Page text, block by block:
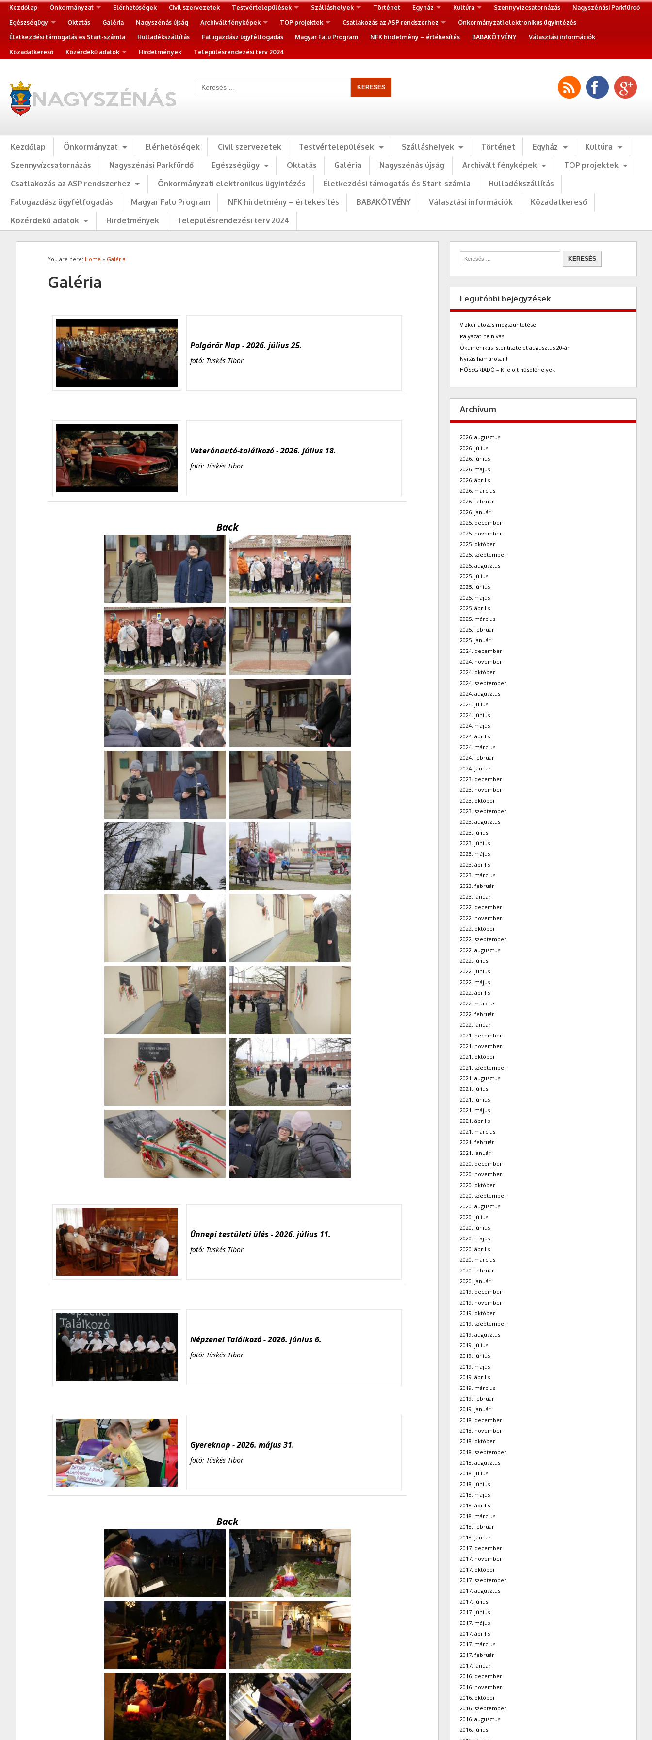
Kezdőlap Önkormányzat Elérhetőségek Civil szervezetek Testvértelepülések Szálláshelyek Történet Egyház Kultúra Szennyvízcsatornázás
Nagyszénási Parkfürdő
Egészségügy
Oktatás Galéria Nagyszénás újság Archivált fényképek TOP projektek Csatlakozás az ASP rendszerhez
Önkormányzati elektronikus ügyintézés
Életkezdési támogatás és Start-számla
Hulladékszállítás Falugazdász ügyfélfogadás Magyar Falu Program NFK hirdetmény – értékesítés BABAKÖTVÉNY
Választási információk
Közadatkereső
Közérdekű adatok Hirdetmények Településrendezési terv 2024
Kezdőlap Önkormányzat Elérhetőségek Civil szervezetek Testvértelepülések Szálláshelyek Történet Egyház
Kultúra
Szennyvízcsatornázás
Nagyszénási Parkfürdő Egészségügy Oktatás Galéria Nagyszénás újság Archivált fényképek
TOP projektek
Csatlakozás az ASP rendszerhez
Önkormányzati elektronikus ügyintézés Életkezdési támogatás és Start-számla
Hulladékszállítás
Falugazdász ügyfélfogadás
Magyar Falu Program NFK hirdetmény – értékesítés BABAKÖTVÉNY Választási információk
Közadatkereső
Közérdekű adatok
Hirdetmények Településrendezési terv 2024
You are here: Home » Galéria
Galéria
Polgárőr Nap - 2026. július 25.
fotó: Tüskés Tibor
Veteránautó-találkozó - 2026. július 18.
fotó: Tüskés Tibor
Back
Ünnepi testületi ülés - 2026. július 11.
fotó: Tüskés Tibor
Népzenei Találkozó - 2026. június 6.
fotó: Tüskés Tibor
Gyereknap - 2026. május 31.
fotó: Tüskés Tibor
Back
Legutóbbi bejegyzések
Vízkorlátozás megszüntetése
Pályázati felhívás
Ökumenikus istentisztelet augusztus 20-án
Nyitás hamarosan!
HŐSÉGRIADÓ – Kijelölt hűsölőhelyek
Archívum
2026. augusztus
2026. július
2026. június
2026. május
2026. április
2026. március
2026. február
2026. január
2025. december
2025. november
2025. október
2025. szeptember
2025. augusztus
2025. július
2025. június
2025. május
2025. április
2025. március
2025. február
2025. január
2024. december
2024. november
2024. október
2024. szeptember
2024. augusztus
2024. július
2024. június
2024. május
2024. április
2024. március
2024. február
2024. január
2023. december
2023. november
2023. október
2023. szeptember
2023. augusztus
2023. július
2023. június
2023. május
2023. április
2023. március
2023. február
2023. január
2022. december
2022. november
2022. október
2022. szeptember
2022. augusztus
2022. július
2022. június
2022. május
2022. április
2022. március
2022. február
2022. január
2021. december
2021. november
2021. október
2021. szeptember
2021. augusztus
2021. július
2021. június
2021. május
2021. április
2021. március
2021. február
2021. január
2020. december
2020. november
2020. október
2020. szeptember
2020. augusztus
2020. július
2020. június
2020. május
2020. április
2020. március
2020. február
2020. január
2019. december
2019. november
2019. október
2019. szeptember
2019. augusztus
2019. július
2019. június
2019. május
2019. április
2019. március
2019. február
2019. január
2018. december
2018. november
2018. október
2018. szeptember
2018. augusztus
2018. július
2018. június
2018. május
2018. április
2018. március
2018. február
2018. január
2017. december
2017. november
2017. október
2017. szeptember
2017. augusztus
2017. július
2017. június
2017. május
2017. április
2017. március
2017. február
2017. január
2016. december
2016. november
2016. október
2016. szeptember
2016. augusztus
2016. július